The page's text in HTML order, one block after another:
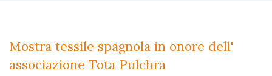
Mostra tessile spagnola in onore dell'
associazione Tota Pulchra